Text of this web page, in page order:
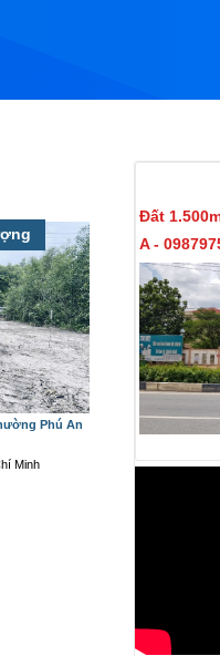
Phú An
Minh
Đất
A -